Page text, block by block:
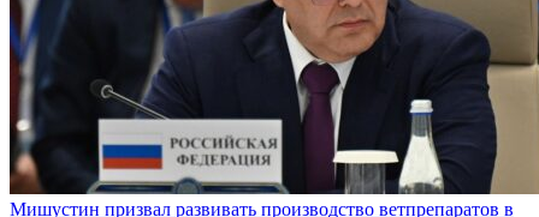
Мишустин призвал развивать производство ветпрепаратов в